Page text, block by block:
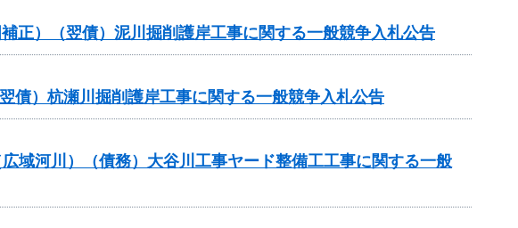
正）（翌債）泥川掘削護岸工事に関する一般競争入札公告
債）杭瀬川掘削護岸工事に関する一般競争入札公告
域河川）（債務）大谷川工事ヤード整備工工事に関する一般